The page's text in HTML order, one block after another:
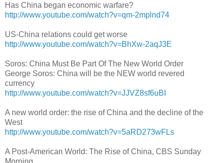
Has China began economic warfare?
http://www.youtube.com/watch?v=qm-2mplnd74
US-China relations could get worse
http://www.youtube.com/watch?v=BhXw-2aqJ3E
Soros: China Must Be Part Of The New World Order
George Soros: China will be the NEW world revered
currency
http://www.youtube.com/watch?v=JJVZ8sf6uBI
A new world order: the rise of China and the decline of the
West
http://www.youtube.com/watch?v=5aRD273wFLs
A Post-American World: The Rise of China, CBS Sunday
Morning